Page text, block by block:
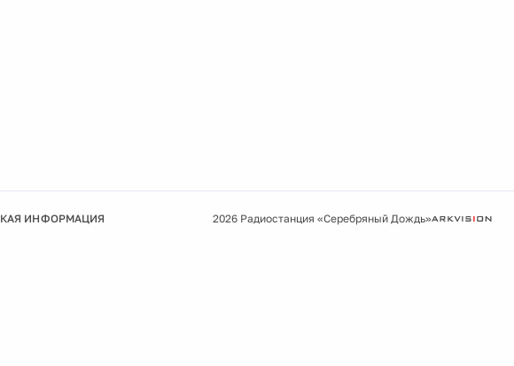
ИНФОРМАЦИЯ 2026 Радиостанция «Серебряный Дождь»